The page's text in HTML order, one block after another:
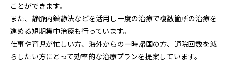
ことができます。
また、静脈内鎮静法などを活用し一度の治療で複数箇所の治療を
進める短期集中治療も行っています。
仕事や育児が忙しい方、海外からの一時帰国の方、通院回数を減
らしたい方にとって効率的な治療プランを提案しています。